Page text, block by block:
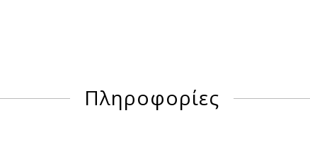
Πληροφορίες